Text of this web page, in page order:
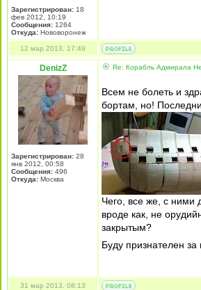
Зарегистрирован: 18
фев 2012, 10:19
Сообщения: 1264
Откуда: Нововоронеж
12 мар 2013, 17:49
DenizZ
Зарегистрирован: 28
янв 2012, 00:58
Сообщения: 496
Откуда: Москва
Re: Корабль Адмирала
Всем не болеть и
бортам, но!
Чего, все же, с ними
вроде как, не
закрытым?
Буду признателен
31 мар 2013, 08:13